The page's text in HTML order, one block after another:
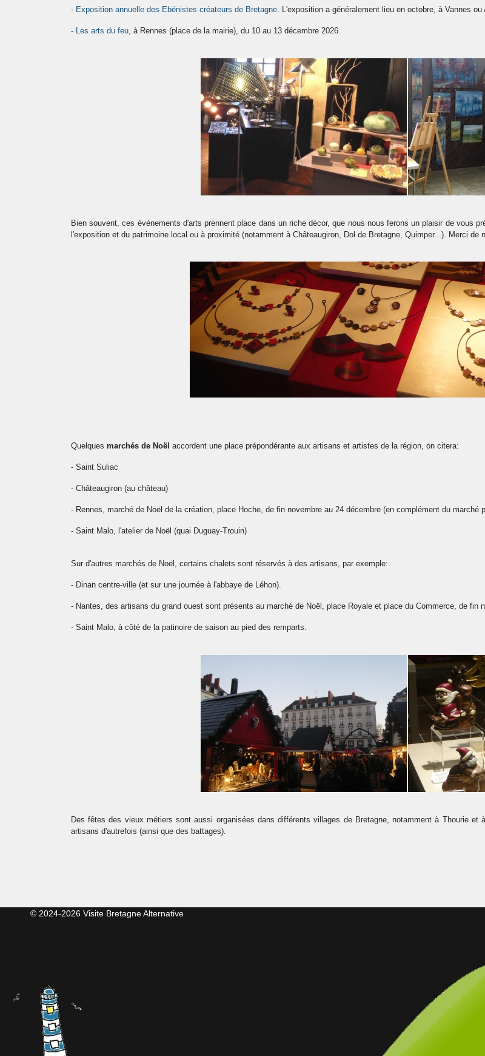
- Exposition annuelle des Ebénistes créateurs de Bretagne. L'exposition a généralement lieu en octobre, à Vannes ou
- Les arts du feu, à Rennes (place de la mairie), du 10 au 13 décembre 2026.
Bien souvent, ces événements d'arts prennent place dans un riche décor, que nous nous ferons un plaisir de vous
l'exposition et du patrimoine local ou à proximité (notamment à Châteaugiron, Dol de Bretagne, Quimper...). Merci de
Quelques marchés de Noël accordent une place prépondérante aux artisans et artistes de la région, on citera:
- Saint Suliac
- Châteaugiron (au château)
- Rennes, marché de Noël de la création, place Hoche, de fin novembre au 24 décembre (en complément du marché
- Saint Malo, l'atelier de Noël (quai Duguay-Trouin)
Sur d'autres marchés de Noël, certains chalets sont réservés à des artisans, par exemple:
- Dinan centre-ville (et sur une journée à l'abbaye de Léhon).
- Nantes, des artisans du grand ouest sont présents au marché de Noël, place Royale et place du Commerce, de fin
- Saint Malo, à côté de la patinoire de saison au pied des remparts.
Des fêtes des vieux métiers sont aussi organisées dans différents villages de Bretagne, notamment à Thourie
artisans d'autrefois (ainsi que des battages).
© 2024-2026 Visite Bretagne Alternative